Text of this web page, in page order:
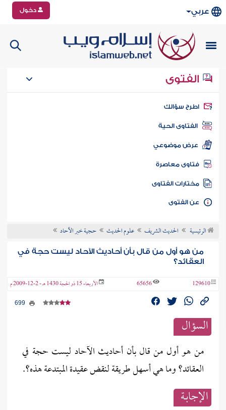
عربي دخول
الفتوى
سؤالك
الفتاوى الحية
عرض موضوعي
فتاوى معاصرة
مختارات الفتاوى
الفتوى
الرئيسية الحديث الشريف علوم الحديث حجية خبر الآحاد
من هو أول من قال بأن أحاديث الآحاد ليست حجة في
العقائد؟
129610
65656 الأربعاء 15 ذو الحجة 1430 هـ - 2-12-2009 م
السؤال
من هو أول من قال بأن أحاديث الآحاد ليست حجة في
العقائد؟ وما هي أسهل طريقة لنقض عقيدة المبتدعة هذه؟.
الإجابــة